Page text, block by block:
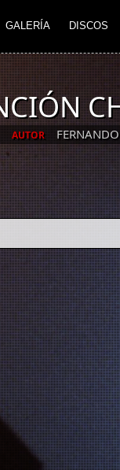
GALERÍA DISCOS
AUTOR